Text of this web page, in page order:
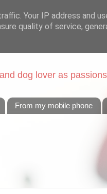
dog lover as passions
From my mobile phone
Your IP address and
quality of service,